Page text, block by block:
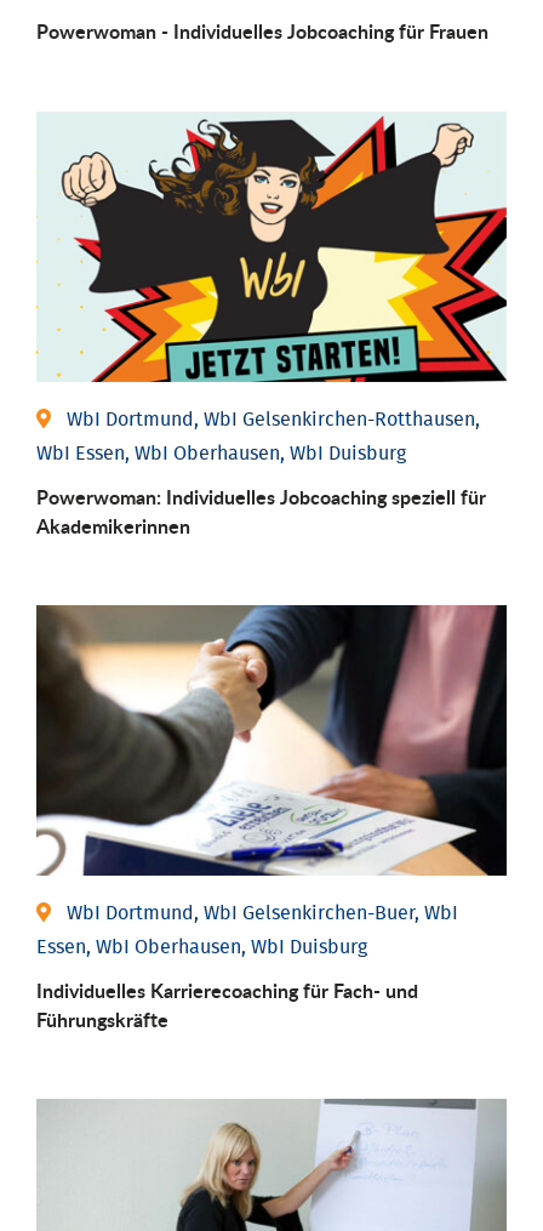
Powerwoman - Individu­elles Job­coaching für Frauen
WbI Dortmund, WbI Gelsenkirchen-Rotthausen,
WbI Essen, WbI Oberhausen, WbI Duisburg
Powerwoman: Individu­elles Job­coaching speziell für
Aka­demiker­innen
WbI Dortmund, WbI Gelsenkirchen-Buer, WbI
Essen, WbI Oberhausen, WbI Duisburg
Individu­elles Karrierecoaching für Fach-­ und
Führungs­kräfte